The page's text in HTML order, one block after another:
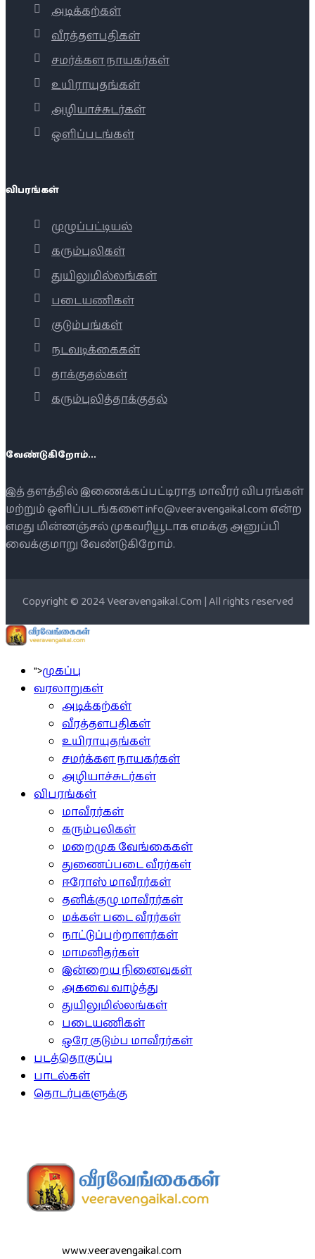
அடிக்கற்கள்
வீரத்தளபதிகள்
சமர்க்கள நாயகர்கள்
உயிராயுதங்கள்
அழியாச்சுடர்கள்
ஒளிப்படங்கள்
விபரங்கள்
முழுப்பட்டியல்
கரும்புலிகள்
துயிலுமில்லங்கள்
படையணிகள்
குடும்பங்கள்
நடவடிக்கைகள்
தாக்குதல்கள்
கரும்புலித்தாக்குதல்
வேண்டுகிறோம்...
இத் தளத்தில் இணைக்கப்பட்டிராத மாவீரர் விபரங்கள்
மற்றும் ஒளிப்படங்களை info@veeravengaikal.com என்ற
எமது மின்னஞ்சல் முகவரியூடாக எமக்கு அனுப்பி
வைக்குமாறு வேண்டுகிறோம்.
Copyright © 2024 Veeravengaikal.Com | All rights reserved
">முகப்பு
வரலாறுகள்
அடிக்கற்கள்
வீரத்தளபதிகள்
உயிராயுதங்கள்
சமர்க்கள நாயகர்கள்
அழியாச்சுடர்கள்
விபரங்கள்
மாவீரர்கள்
கரும்புலிகள்
மறைமுக வேங்கைகள்
துணைப்படை வீரர்கள்
ஈரோஸ் மாவீரர்கள்
தனிக்குழு மாவீரர்கள்
மக்கள் படை வீரர்கள்
நாட்டுப்பற்றாளர்கள்
மாமனிதர்கள்
இன்றைய நினைவுகள்
அகவை வாழ்த்து
துயிலுமில்லங்கள்
படையணிகள்
ஒரே குடும்ப மாவீரர்கள்
படத்தொகுப்பு
பாடல்கள்
தொடர்புகளுக்கு
www.veeravengaikal.com